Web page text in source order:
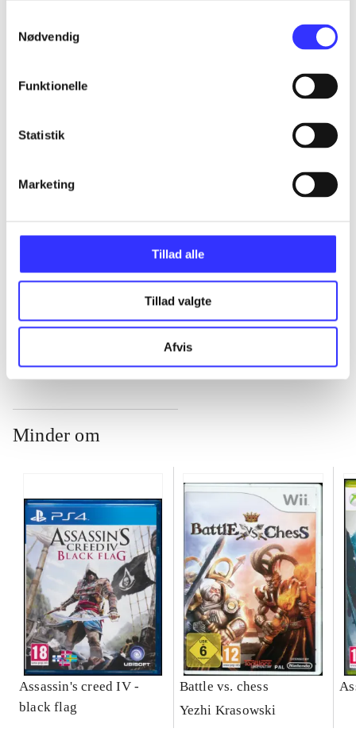
Nødvendig
Funktionelle
Statistik
Marketing
Tillad alle
Tillad valgte
Afvis
Assassin's creed - birth of new world - the
American saga
Gå til serien
Assassin's creed III
Minder om
Assassin's creed IV -
black flag
Battle vs. chess
Yezhi Krasowski